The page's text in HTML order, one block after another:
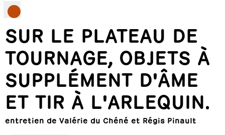
SUR LE PLATEAU DE
TOURNAGE, OBJETS À
SUPPLÉMENT D'ÂME
ET TIR À L'ARLEQUIN.
entretien de Valérie du Chéné et Régis Pinault